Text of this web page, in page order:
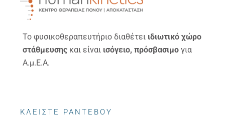
Το φυσικοθεραπευτήριο διαθέτει ιδιωτικό χώρο
στάθμευσης και είναι ισόγειο, πρόσβασιμο για
Α.μ.Ε.Α.
ΚΛΕΙΣΤΕ ΡΑΝΤΕΒΟΥ